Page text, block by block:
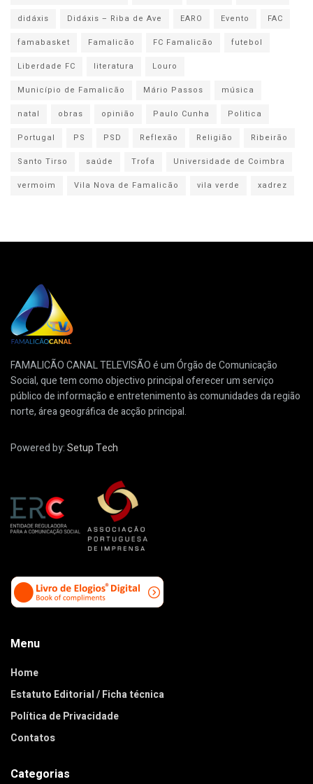
didáxis
Didáxis – Riba de Ave EARO Evento
FAC
famabasket
Famalicão FC Famalicão
futebol
Liberdade FC
literatura
Louro
Município de Famalicão
Mário Passos
música
natal
obras opinião Paulo Cunha
Politica
Portugal
PS PSD Reflexão Religião
Ribeirão
Santo Tirso
saúde Trofa
Universidade de Coimbra
vermoim
Vila Nova de Famalicão vila verde xadrez
FAMALICÃO CANAL TELEVISÃO é um Órgão de Comunicação
Social, que tem como objectivo principal oferecer um serviço
público de informação e entretenimento às comunidades da região
norte, área geográfica de acção principal.
Powered by:Setup Tech
Menu
Home
Estatuto Editorial / Ficha técnica
Política de Privacidade
Contatos
Categorias